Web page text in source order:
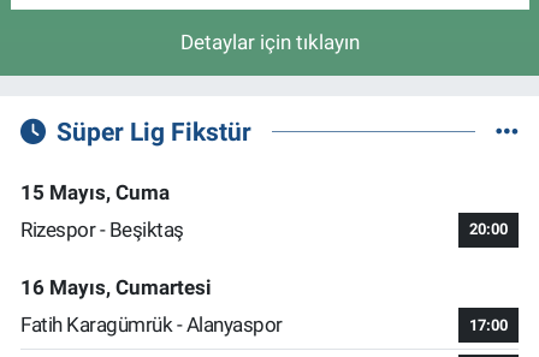
Detaylar için tıklayın
Süper Lig Fikstür
15 Mayıs, Cuma
Rizespor - Beşiktaş
20:00
16 Mayıs, Cumartesi
Fatih Karagümrük - Alanyaspor
17:00